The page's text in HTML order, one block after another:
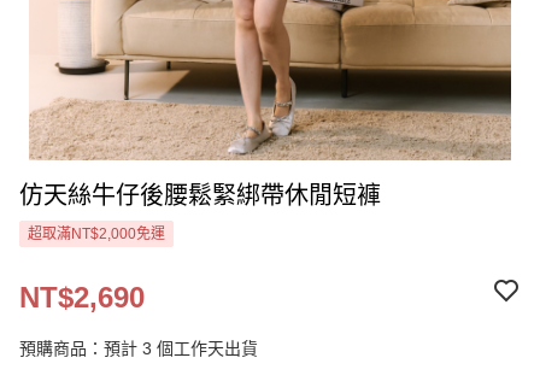
仿天絲牛仔後腰鬆緊綁帶休閒短褲
超取滿NT$2,000免運
NT$2,690
預購商品：預計 3 個工作天出貨